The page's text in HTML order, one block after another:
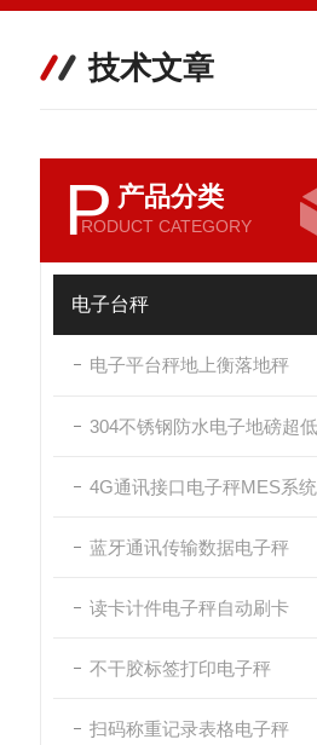
技术文章
P 产品分类
RODUCT CATEGORY
电子台秤
电子平台秤地上衡落地秤
4G通讯接口电子秤MES系统
蓝牙通讯传输数据电子秤
读卡计件电子秤自动刷卡
不干胶标签打印电子秤
扫码称重记录表格电子秤